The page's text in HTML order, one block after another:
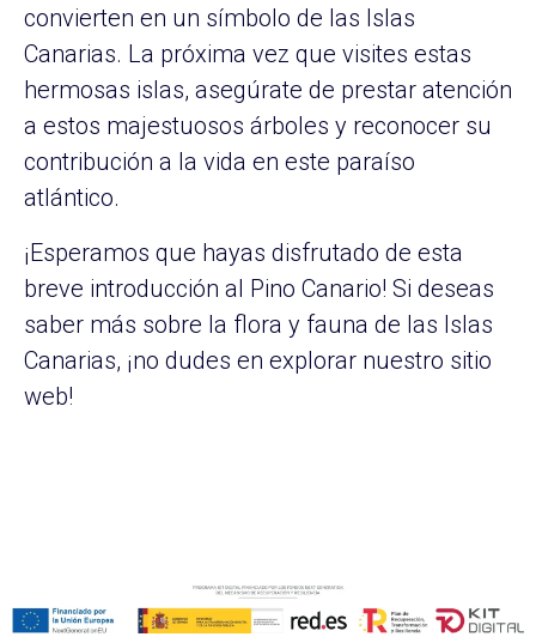
convierten en un símbolo de las Islas
Canarias. La próxima vez que visites estas
hermosas islas, asegúrate de prestar atención
a estos majestuosos árboles y reconocer su
contribución a la vida en este paraíso
atlántico.
¡Esperamos que hayas disfrutado de esta
breve introducción al Pino Canario! Si deseas
saber más sobre la flora y fauna de las Islas
Canarias, ¡no dudes en explorar nuestro sitio
web!